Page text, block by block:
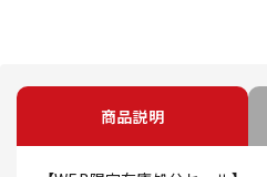
商品説明